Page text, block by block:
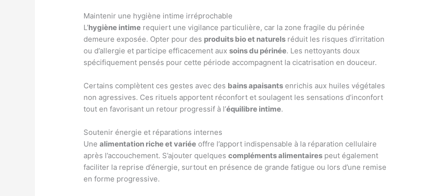
Maintenir une hygiène intime irréprochable
L’hygiène intime requiert une vigilance particulière, car la zone fragile du périnée
demeure exposée. Opter pour des produits bio et naturels réduit les risques d’irritation
ou d’allergie et participe efficacement auxsoins du périnée. Les nettoyants doux
spécifiquement pensés pour cette période accompagnent la cicatrisation en douceur.
Certains complètent ces gestes avec des bains apaisants enrichis aux huiles végétales
non agressives. Ces rituels apportent réconfort et soulagent les sensations d’inconfort
tout en favorisant un retour progressif à l’équilibre intime.
Soutenir énergie et réparations internes
Unealimentation riche et variée offre l’apport indispensable à la réparation cellulaire
après l’accouchement. S’ajouter quelquescompléments alimentaires peut également
faciliter la reprise d’énergie, surtout en présence de grande fatigue ou lors d’une remise
en forme progressive.